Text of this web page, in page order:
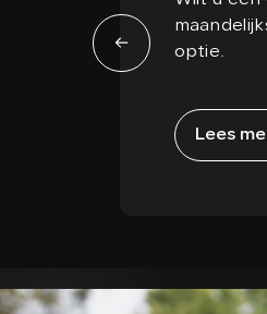
optie.
Lees